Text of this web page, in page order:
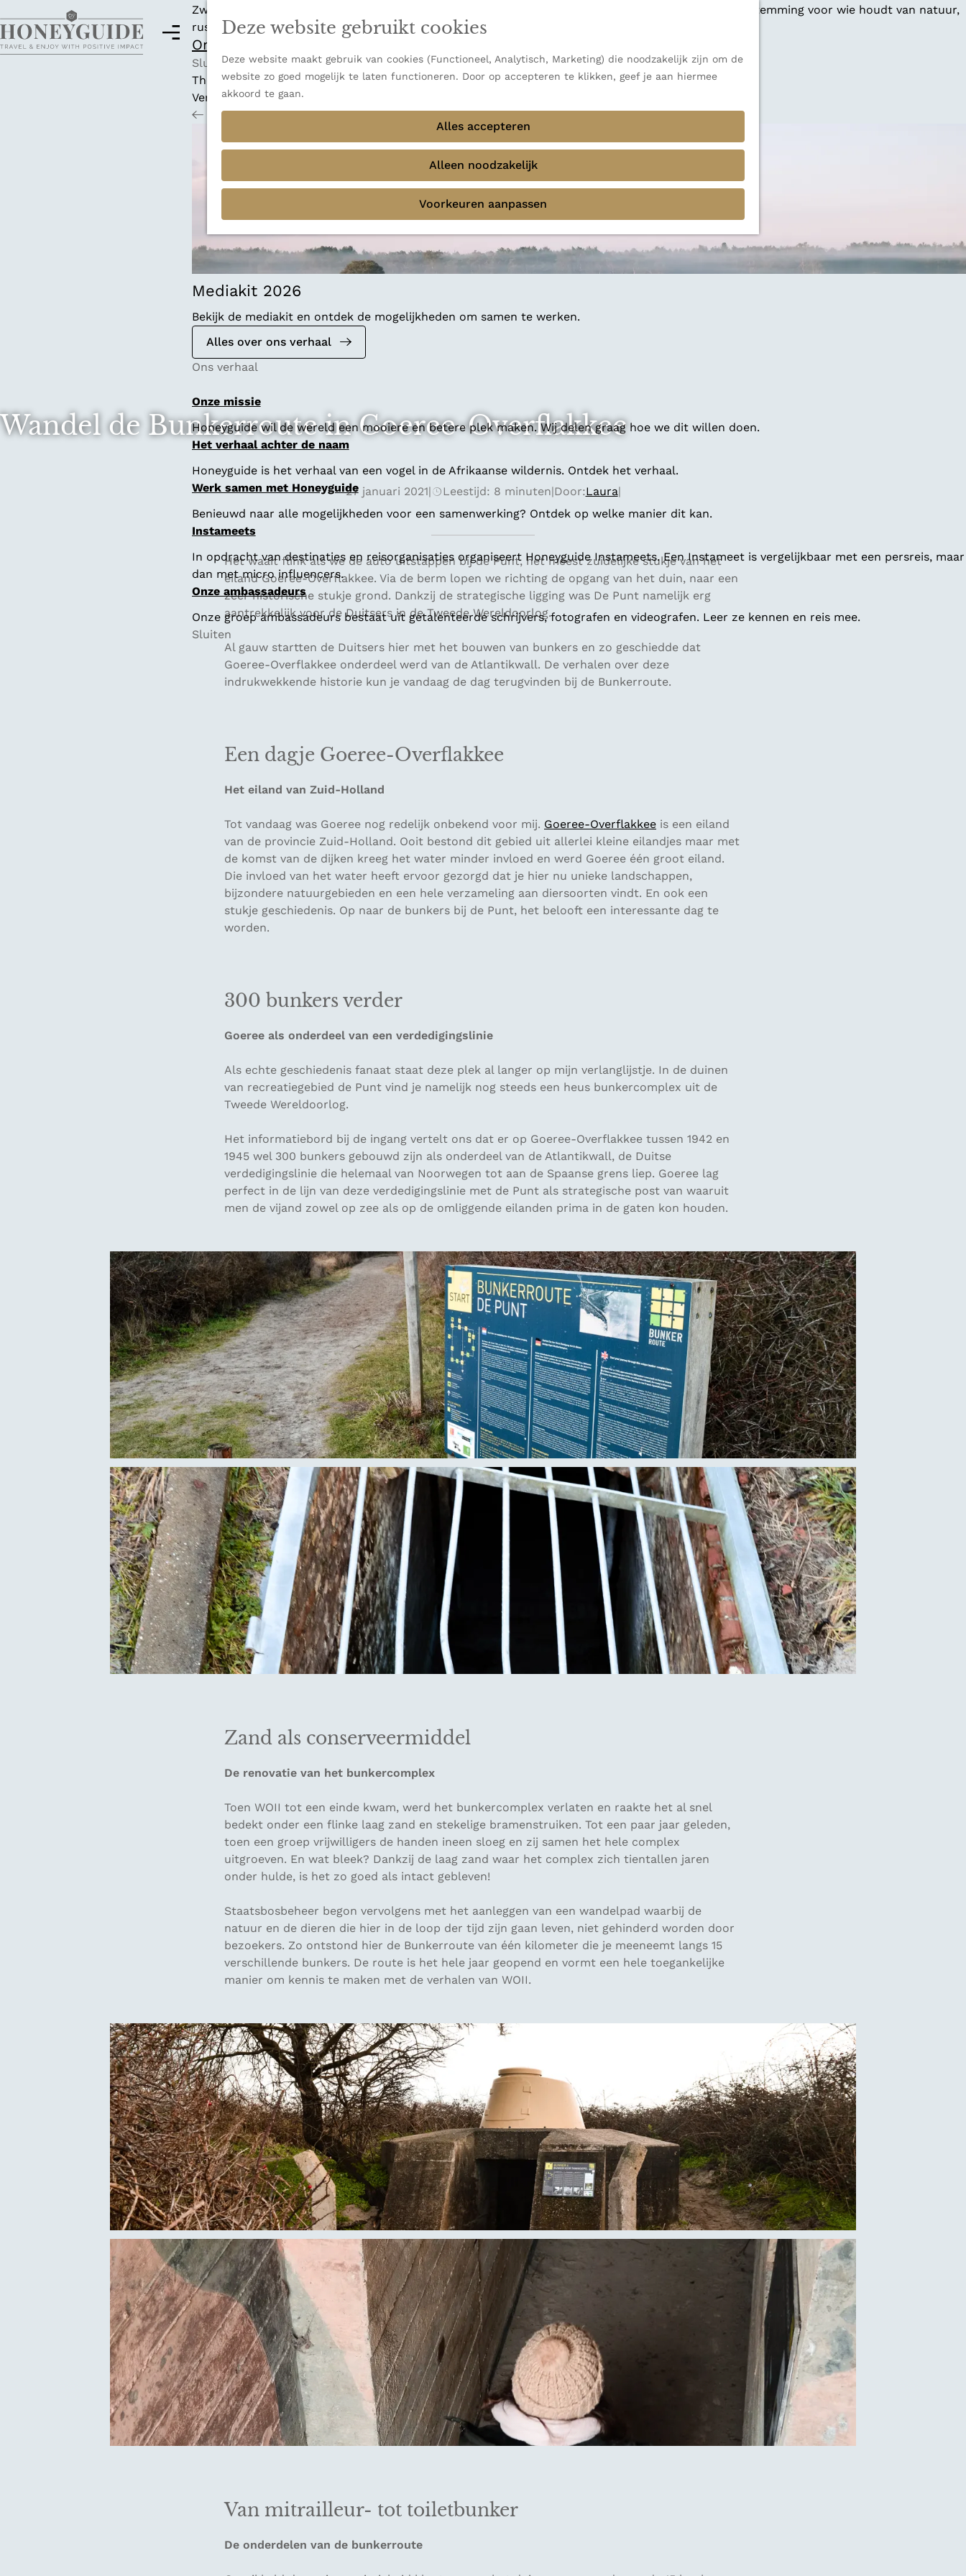
Deze website gebruikt cookies
Deze website maakt gebruik van cookies (Functioneel, Analytisch, Marketing) die noodzakelijk zijn om de
website zo goed mogelijk te laten functioneren. Door op accepteren te klikken, geef je aan hiermee
akkoord te gaan.
Alles accepteren
Alleen noodzakelijk
Voorkeuren aanpassen
M
Zwitserland is misschien vooral bekend om zijn indrukwekkende Alpen, maar ook een veelzijdige bestemming voor wie houdt van natuur,
rust en adembenemende uitzichten.
Ontdek alle bestemmingen
Sluiten
Thema's
Verborgen parels
Terug Ons verhaal
Mediakit 2026
Bekijk de mediakit en ontdek de mogelijkheden om samen te werken.
Alles over ons verhaal
Ons verhaal
Onze missie
Honeyguide wil de wereld een mooiere en betere plek maken. Wij delen graag hoe we dit willen doen.
Het verhaal achter de naam
Honeyguide is het verhaal van een vogel in de Afrikaanse wildernis. Ontdek het verhaal.
Werk samen met Honeyguide
Benieuwd naar alle mogelijkheden voor een samenwerking? Ontdek op welke manier dit kan.
Instameets
In opdracht van destinaties en reisorganisaties organiseert Honeyguide Instameets. Een Instameet is vergelijkbaar met een persreis, maar
dan met micro influencers.
Onze ambassadeurs
Onze groep ambassadeurs bestaat uit getalenteerde schrijvers, fotografen en videografen. Leer ze kennen en reis mee.
Sluiten
Wandel de Bunkerroute in Goeree-Overflakkee
27 januari 2021| Leestijd: 8 minuten|Door:Laura|
Het waait flink als we de auto uitstappen bij de Punt, het meest zuidelijke stukje van het
eiland Goeree-Overflakkee. Via de berm lopen we richting de opgang van het duin, naar een
zeer historische stukje grond. Dankzij de strategische ligging was De Punt namelijk erg
aantrekkelijk voor de Duitsers in de Tweede Wereldoorlog.
Al gauw startten de Duitsers hier met het bouwen van bunkers en zo geschiedde dat
Goeree-Overflakkee onderdeel werd van de Atlantikwall. De verhalen over deze
indrukwekkende historie kun je vandaag de dag terugvinden bij de Bunkerroute.
Een dagje Goeree-Overflakkee
Het eiland van Zuid-Holland
Tot vandaag was Goeree nog redelijk onbekend voor mij. Goeree-Overflakkee is een eiland
van de provincie Zuid-Holland. Ooit bestond dit gebied uit allerlei kleine eilandjes maar met
de komst van de dijken kreeg het water minder invloed en werd Goeree één groot eiland.
Die invloed van het water heeft ervoor gezorgd dat je hier nu unieke landschappen,
bijzondere natuurgebieden en een hele verzameling aan diersoorten vindt. En ook een
stukje geschiedenis. Op naar de bunkers bij de Punt, het belooft een interessante dag te
worden.
300 bunkers verder
Goeree als onderdeel van een verdedigingslinie
Als echte geschiedenis fanaat staat deze plek al langer op mijn verlanglijstje. In de duinen
van recreatiegebied de Punt vind je namelijk nog steeds een heus bunkercomplex uit de
Tweede Wereldoorlog.
Het informatiebord bij de ingang vertelt ons dat er op Goeree-Overflakkee tussen 1942 en
1945 wel 300 bunkers gebouwd zijn als onderdeel van de Atlantikwall, de Duitse
verdedigingslinie die helemaal van Noorwegen tot aan de Spaanse grens liep. Goeree lag
perfect in de lijn van deze verdedigingslinie met de Punt als strategische post van waaruit
men de vijand zowel op zee als op de omliggende eilanden prima in de gaten kon houden.
Zand als conserveermiddel
De renovatie van het bunkercomplex
Toen WOII tot een einde kwam, werd het bunkercomplex verlaten en raakte het al snel
bedekt onder een flinke laag zand en stekelige bramenstruiken. Tot een paar jaar geleden,
toen een groep vrijwilligers de handen ineen sloeg en zij samen het hele complex
uitgroeven. En wat bleek? Dankzij de laag zand waar het complex zich tientallen jaren
onder hulde, is het zo goed als intact gebleven!
Staatsbosbeheer begon vervolgens met het aanleggen van een wandelpad waarbij de
natuur en de dieren die hier in de loop der tijd zijn gaan leven, niet gehinderd worden door
bezoekers. Zo ontstond hier de Bunkerroute van één kilometer die je meeneemt langs 15
verschillende bunkers. De route is het hele jaar geopend en vormt een hele toegankelijke
manier om kennis te maken met de verhalen van WOII.
Van mitrailleur- tot toiletbunker
De onderdelen van de bunkerroute